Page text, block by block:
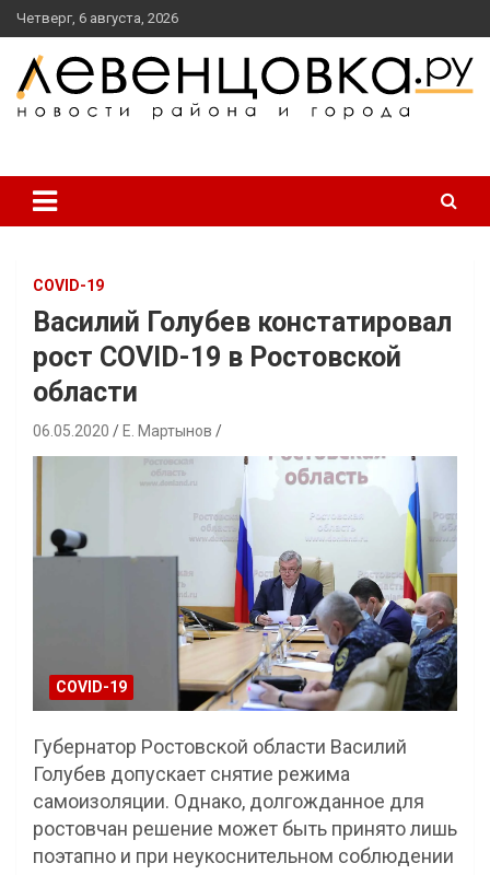
перейти
к
содержанию
Четверг, 6 августа, 2026
COVID-19
Василий Голубев констатировал
рост COVID-19 в Ростовской
области
06.05.2020 Е. Мартынов
COVID-19
Губернатор Ростовской области Василий
Голубев допускает снятие режима
самоизоляции. Однако, долгожданное для
ростовчан решение может быть принято лишь
поэтапно и при неукоснительном соблюдении